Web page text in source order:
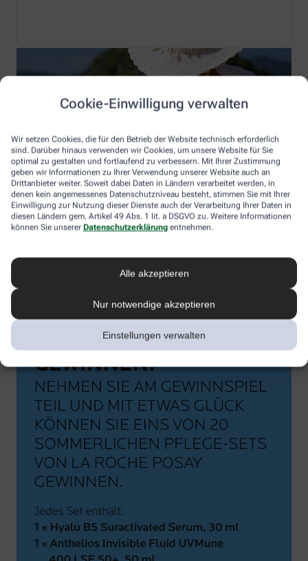
Cookie-Einwilligung verwalten
Wir setzen Cookies, die für den Betrieb der Website technisch erforderlich
sind. Darüber hinaus verwenden wir Cookies, um unsere Website für Sie
optimal zu gestalten und fortlaufend zu verbessern. Mit Ihrer Zustimmung
geben wir Informationen zu Ihrer Verwendung unserer Website auch an
Drittanbieter weiter. Soweit dabei Daten in Ländern verarbeitet werden, in
denen kein angemessenes Datenschutzniveau besteht, stimmen Sie mit Ihrer
Einwilligung zur Nutzung dieser Dienste auch der Verarbeitung Ihrer Daten in
diesen Ländern gem. Artikel 49 Abs. 1 lit. a DSGVO zu. Weitere Informationen
können Sie unserer Datenschutzerklärung entnehmen.
Alle akzeptieren
Nur notwendige akzeptieren
Einstellungen verwalten